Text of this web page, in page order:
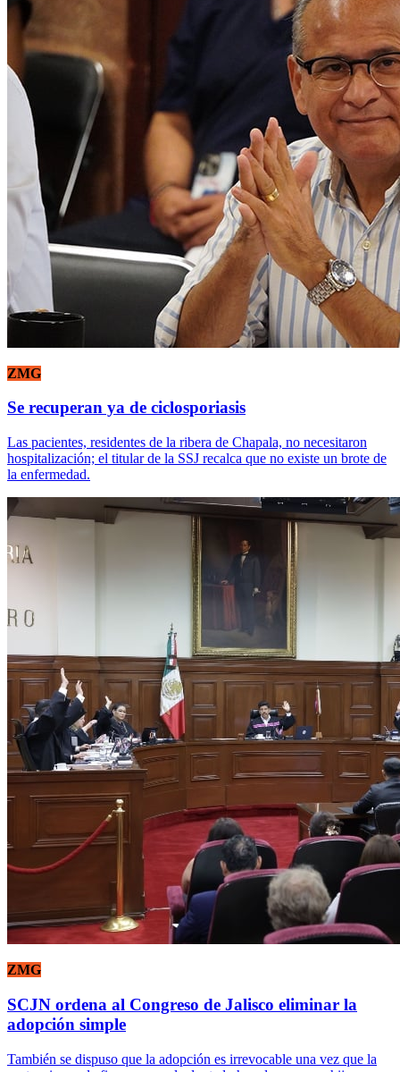
ZMG
Se recuperan ya de ciclosporiasis
Las pacientes, residentes de la ribera de Chapala, no necesitaron
hospitalización; el titular de la SSJ recalca que no existe un brote de
la enfermedad.
ZMG
SCJN ordena al Congreso de Jalisco eliminar la
adopción simple
También se dispuso que la adopción es irrevocable una vez que la